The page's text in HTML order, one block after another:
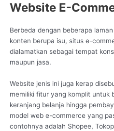
Website E-
Berbeda dengan beberapa
konten berupa isu, situs e-
dialamatkan sebagai tempat
maupun jasa.
Website jenis ini juga kerap
memiliki fitur yang komplit untuk
keranjang belanja hingga
model web e-commerce yang
contohnya adalah Shopee,